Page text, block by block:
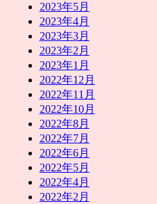
2023年5月
2023年4月
2023年3月
2023年2月
2023年1月
2022年12月
2022年11月
2022年10月
2022年8月
2022年7月
2022年6月
2022年5月
2022年4月
2022年2月